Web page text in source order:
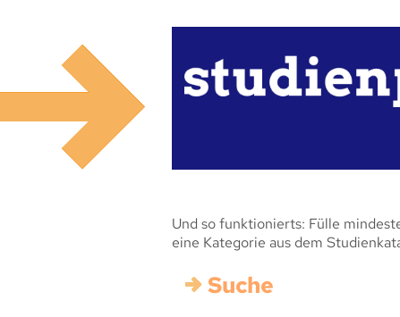
Und so funktionierts: Fülle
eine Kategorie aus dem
Suche